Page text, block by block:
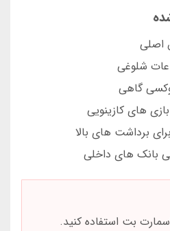
اصلی
شلوغی
گاهی
های کازینویی
برداشت های بالا
بانک های داخلی
بت استفاده کنید.